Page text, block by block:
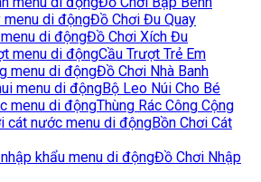
Đồ Chơi Đu Quay
Đồ Chơi Xích Đu
Cầu Trượt Trẻ Em
Đồ Chơi Nhà Banh
Bộ Leo Núi Cho Bé
Thùng Rác Công Cộng
Bồn Chơi Cát
Đồ Chơi Nhập